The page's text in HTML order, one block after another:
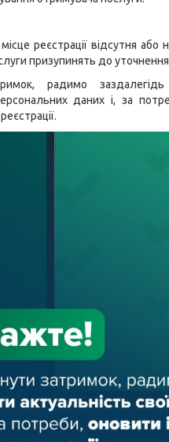
реєстрації відсутня або
призупинять до
радимо заздалегідь
даних і, за